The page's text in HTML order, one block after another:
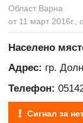
Област Варна
от 11 март 2016г.,
Населено
Адрес: гр.
Телефон:
Сигнал за